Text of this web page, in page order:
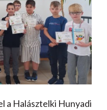
a Halásztelki Hunyadi